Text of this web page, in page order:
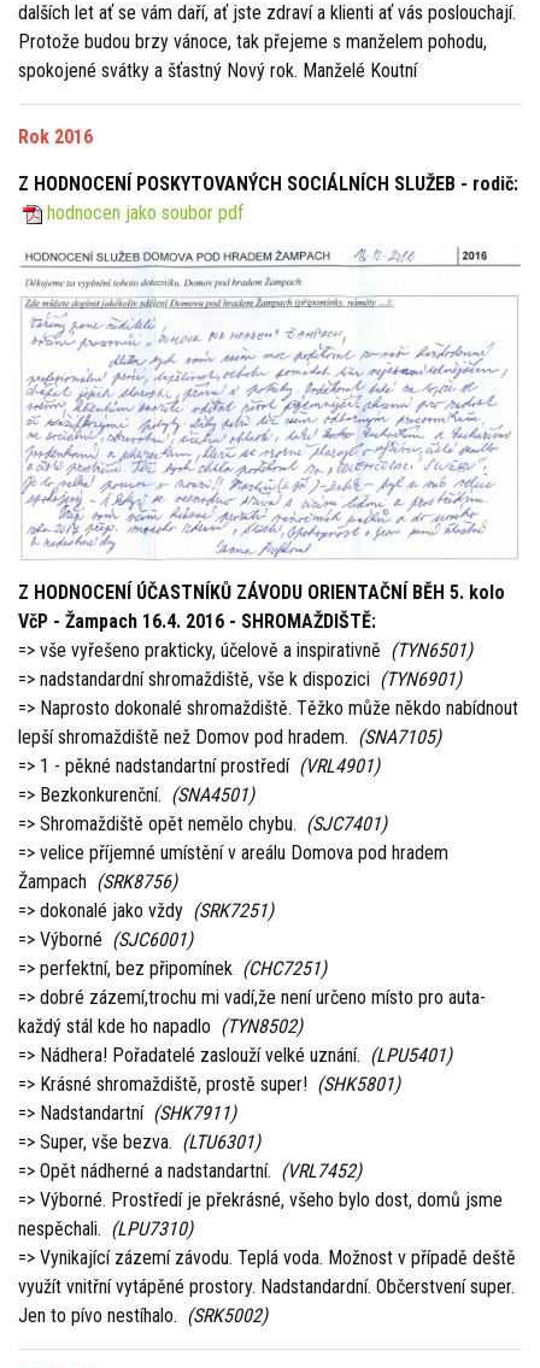
dalších let ať se vám daří, ať jste zdraví a klienti ať vás poslouchají.
Protože budou brzy vánoce, tak přejeme s manželem pohodu,
spokojené svátky a šťastný Nový rok. Manželé Koutní
Rok 2016
Z HODNOCENÍ POSKYTOVANÝCH SOCIÁLNÍCH SLUŽEB - rodič:
hodnocen jako soubor pdf
Z HODNOCENÍ ÚČASTNÍKŮ ZÁVODU ORIENTAČNÍ BĚH 5. kolo
VčP - Žampach 16.4. 2016 - SHROMAŽDIŠTĚ:
=> vše vyřešeno prakticky, účelově a inspirativně (TYN6501)
=> nadstandardní shromaždiště, vše k dispozici (TYN6901)
=> Naprosto dokonalé shromaždiště. Těžko může někdo nabídnout
lepší shromaždiště než Domov pod hradem. (SNA7105)
=> 1 - pěkné nadstandartní prostředí (VRL4901)
=> Bezkonkurenční. (SNA4501)
=> Shromaždiště opět nemělo chybu. (SJC7401)
=> velice příjemné umístění v areálu Domova pod hradem
Žampach (SRK8756)
=> dokonalé jako vždy (SRK7251)
=> Výborné (SJC6001)
=> perfektní, bez připomínek (CHC7251)
=> dobré zázemí,trochu mi vadí,že není určeno místo pro auta-
každý stál kde ho napadlo (TYN8502)
=> Nádhera! Pořadatelé zaslouží velké uznání. (LPU5401)
=> Krásné shromaždiště, prostě super! (SHK5801)
=> Nadstandartní (SHK7911)
=> Super, vše bezva. (LTU6301)
=> Opět nádherné a nadstandartní. (VRL7452)
=> Výborné. Prostředí je překrásné, všeho bylo dost, domů jsme
nespěchali. (LPU7310)
=> Vynikající zázemí závodu. Teplá voda. Možnost v případě deště
využít vnitřní vytápěné prostory. Nadstandardní. Občerstvení super.
Jen to pívo nestíhalo. (SRK5002)